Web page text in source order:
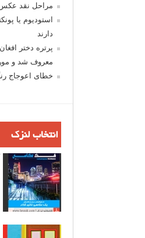
مراحل نقد
استودیوم یا
دارند
پرتره دختر
معروف شد و
خطای اعوجاج
انتخاب لنزک